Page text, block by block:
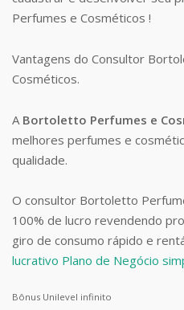
Perfumes e Cosméticos !
Vantagens do Consultor
Cosméticos.
A Bortoletto Perfumes e
melhores perfumes e
qualidade.
O consultor Bortoletto
100% de lucro revendendo
giro de consumo rápido e
lucrativo Plano de Negócio
Bônus Unilevel infinito